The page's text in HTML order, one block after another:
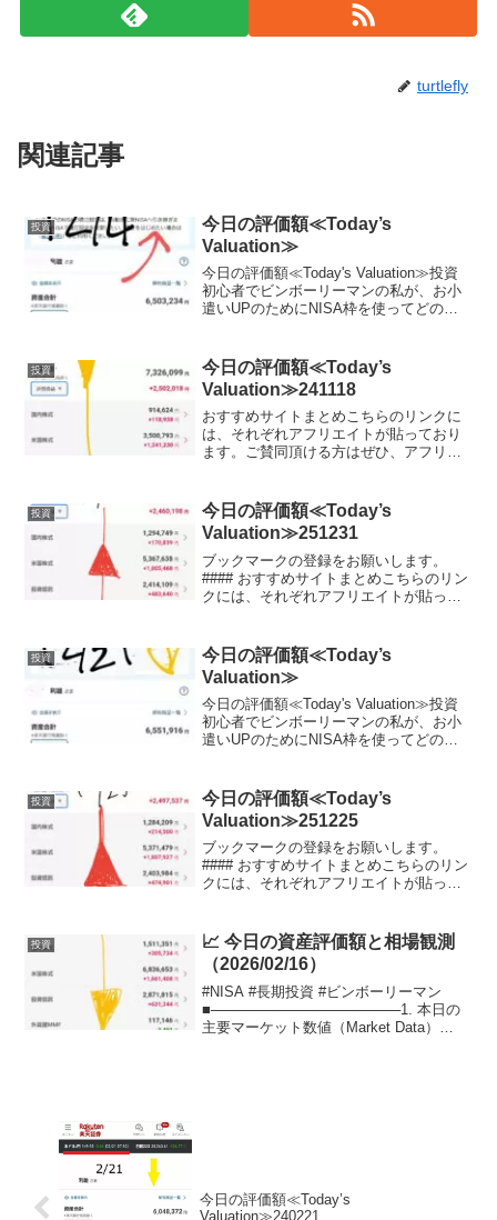
turtlefly
関連記事
投資
今日の評価額≪Today’s
Valuation≫
今日の評価額≪Today's Valuation≫投資
初心者でビンボーリーマンの私が、お小
遣いUPのためにNISA枠を使ってどの銘
きるだけ投資に回すようにしています。
終...
投資
今日の評価額≪Today’s
Valuation≫241118
おすすめサイトまとめこちらのリンクに
は、それぞれアフリエイトが貼っており
ます。ご賛同頂ける方はぜひ、アフリエ
のためにNISA枠を使ってどの銘柄に投資
しているかを毎日公...
投資
今日の評価額≪Today’s
Valuation≫251231
ブックマークの登録をお願いします。
#### おすすめサイトまとめこちらのリン
クには、それぞれアフリエイトが貼って
心者でビンボーリーマンの私が、お小遣
いUPのためにNIS...
投資
今日の評価額≪Today’s
Valuation≫
今日の評価額≪Today's Valuation≫投資
初心者でビンボーリーマンの私が、お小
遣いUPのためにNISA枠を使ってどの銘
きるだけ投資に回すようにしています。
終...
投資
今日の評価額≪Today’s
Valuation≫251225
ブックマークの登録をお願いします。
#### おすすめサイトまとめこちらのリン
クには、それぞれアフリエイトが貼って
心者でビンボーリーマンの私が、お小遣
いUPのためにNIS...
投資
📈 今日の資産評価額と相場観測
（2026/02/16）
#NISA #長期投資 #ビンボーリーマン
■───────────────────1. 本日の
主要マーケット数値（Market Data）
今日の評価額≪Today’s
Valuation≫240221